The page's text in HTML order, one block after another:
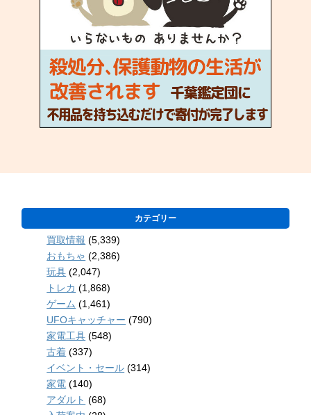
カテゴリー
買取情報 (5,339)
おもちゃ (2,386)
玩具 (2,047)
トレカ (1,868)
ゲーム (1,461)
UFOキャッチャー (790)
家電工具 (548)
古着 (337)
イベント・セール (314)
家電 (140)
アダルト (68)